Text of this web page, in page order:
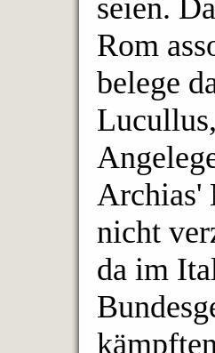
seien.
Rom
belege
Archias'
nicht
da im